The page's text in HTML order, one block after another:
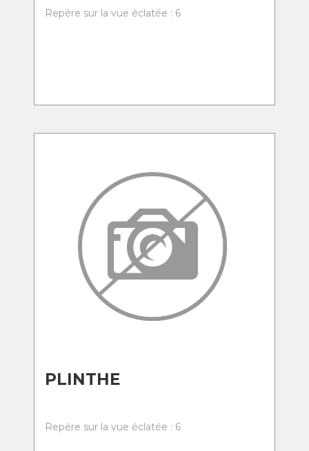
Repère sur la vue éclatée : 6
PLINTHE
Repère sur la vue éclatée : 6